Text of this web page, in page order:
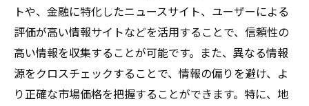
トや、金融に特化したニュースサイト、ユーザーによる
評価が高い情報サイトなどを活用することで、信頼性の
高い情報を収集することが可能です。また、異なる情報
源をクロスチェックすることで、情報の偏りを避け、よ
り正確な市場価格を把握することができます。特に、地